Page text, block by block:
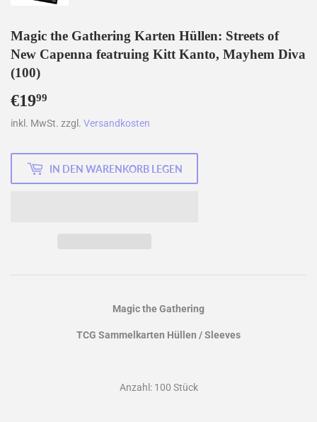
Magic the Gathering Karten Hüllen: Streets of
New Capenna featruing Kitt Kanto, Mayhem Diva
(100)
€1999
inkl. MwSt. zzgl. Versandkosten
IN DEN WARENKORB LEGEN
Magic the Gathering
TCG Sammelkarten Hüllen / Sleeves
Anzahl: 100 Stück